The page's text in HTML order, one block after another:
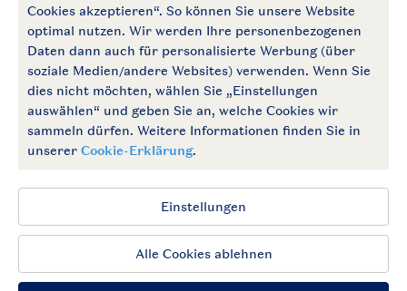
Follow Us
facebookinstagram
Zum Newsletter anmelden